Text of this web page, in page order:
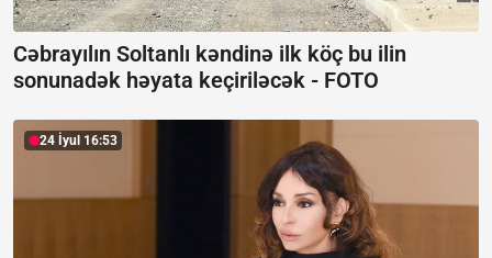
Cəbrayılın Soltanlı kəndinə ilk köç bu ilin
sonunadək həyata keçiriləcək - FOTO
24 İyul 16:53